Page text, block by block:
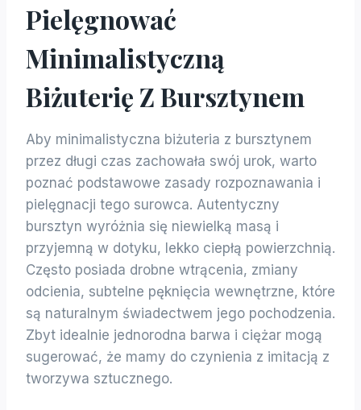
Pielęgnować
Minimalistyczną
Biżuterię Z Bursztynem
Aby minimalistyczna biżuteria z bursztynem
przez długi czas zachowała swój urok, warto
poznać podstawowe zasady rozpoznawania i
pielęgnacji tego surowca. Autentyczny
bursztyn wyróżnia się niewielką masą i
przyjemną w dotyku, lekko ciepłą powierzchnią.
Często posiada drobne wtrącenia, zmiany
odcienia, subtelne pęknięcia wewnętrzne, które
są naturalnym świadectwem jego pochodzenia.
Zbyt idealnie jednorodna barwa i ciężar mogą
sugerować, że mamy do czynienia z imitacją z
tworzywa sztucznego.